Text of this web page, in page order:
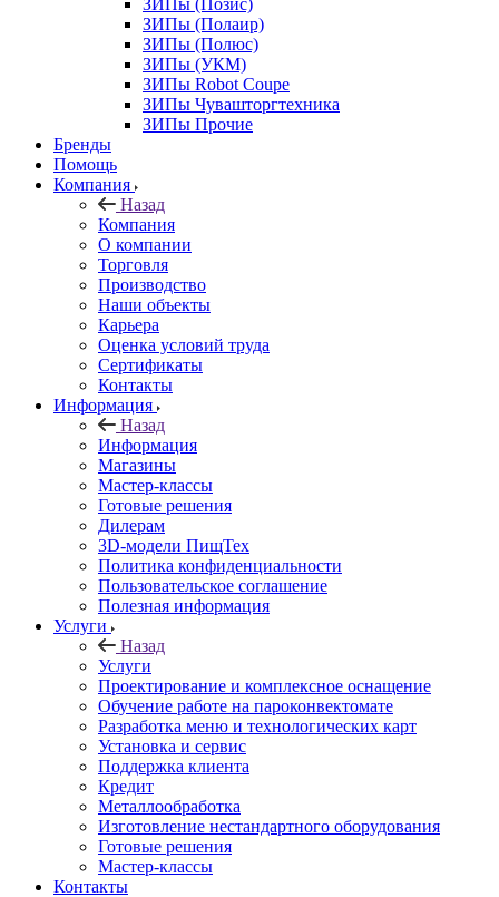
ЗИПы (Позис)
ЗИПы (Полаир)
ЗИПы (Полюс)
ЗИПы (УКМ)
ЗИПы Robot Coupe
ЗИПы Чувашторгтехника
ЗИПы Прочие
Бренды
Помощь
Компания
Назад
Компания
О компании
Торговля
Производство
Наши объекты
Карьера
Оценка условий труда
Сертификаты
Контакты
Информация
Назад
Информация
Магазины
Мастер-классы
Готовые решения
Дилерам
3D-модели ПищТех
Политика конфиденциальности
Пользовательское соглашение
Полезная информация
Услуги
Назад
Услуги
Проектирование и комплексное оснащение
Обучение работе на пароконвектомате
Разработка меню и технологических карт
Установка и сервис
Поддержка клиента
Кредит
Металлообработка
Изготовление нестандартного оборудования
Готовые решения
Мастер-классы
Контакты